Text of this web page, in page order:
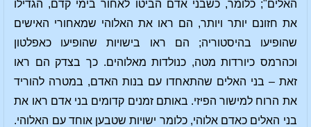
האלים"; כלומר, כשבני אדם הביטו לאחור בימי קדם, הגדילו
את חזונם יותר ויותר, הם ראו את האלוהי שמאחורי האישים
שהופיעו בהיסטוריה; הם ראו בישויות שהופיעו כאפלטון
וכהרמס כיורדות מטה, כנולדות מאלוהים. כך בצדק הם ראו
זאת – בני האלים שהתאחדו עם בנות האדם, במטרה להוריד
את הרוח למישור הפיזי. באותם זמנים קדומים בני אדם ראו את
בני האלים כאדם אלוהי, כלומר ישויות שטבען אוחד עם האלוהי.